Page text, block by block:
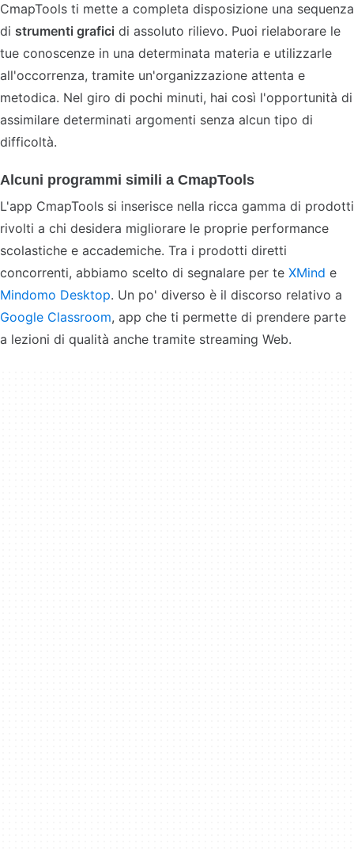
CmapTools ti mette a completa disposizione una sequenza
di strumenti grafici di assoluto rilievo. Puoi rielaborare le
tue conoscenze in una determinata materia e utilizzarle
all'occorrenza, tramite un'organizzazione attenta e
metodica. Nel giro di pochi minuti, hai così l'opportunità di
assimilare determinati argomenti senza alcun tipo di
difficoltà.
Alcuni programmi simili a CmapTools
L'app CmapTools si inserisce nella ricca gamma di prodotti
rivolti a chi desidera migliorare le proprie performance
scolastiche e accademiche. Tra i prodotti diretti
concorrenti, abbiamo scelto di segnalare per te XMind e
Mindomo Desktop. Un po' diverso è il discorso relativo a
Google Classroom, app che ti permette di prendere parte
a lezioni di qualità anche tramite streaming Web.